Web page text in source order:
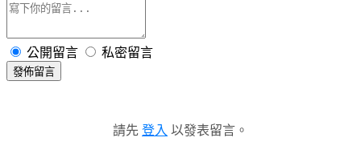
公開留言 私密留言
發佈留言
請先 登入 以發表留言。